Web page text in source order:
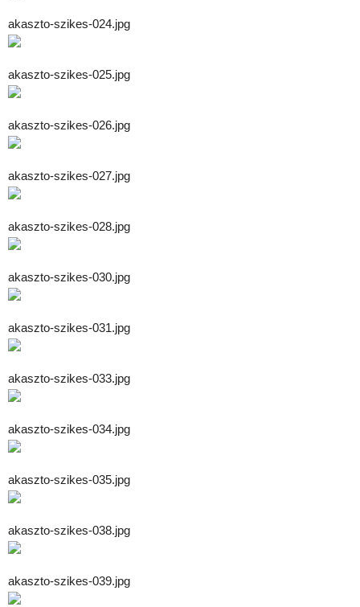
akaszto-szikes-024.jpg
akaszto-szikes-025.jpg
akaszto-szikes-026.jpg
akaszto-szikes-027.jpg
akaszto-szikes-028.jpg
akaszto-szikes-030.jpg
akaszto-szikes-031.jpg
akaszto-szikes-033.jpg
akaszto-szikes-034.jpg
akaszto-szikes-035.jpg
akaszto-szikes-038.jpg
akaszto-szikes-039.jpg